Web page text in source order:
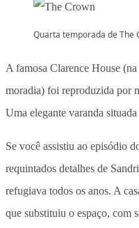
Quarta temporada de The
A famosa Clarence House
moradia) foi reproduzida por
Uma elegante varanda
Se você assistiu ao episódio
requintados detalhes de
refugiava todos os anos. A
que substituiu o espaço, com